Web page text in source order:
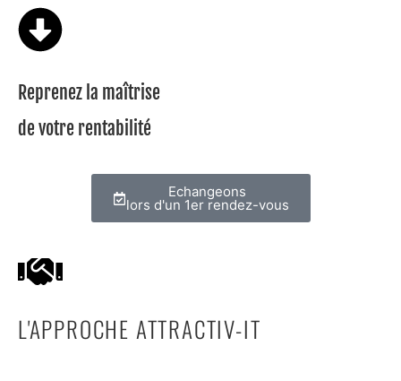
Reprenez la maîtrise
de votre rentabilité
Echangeons
lors d'un 1er rendez-vous
L'APPROCHE ATTRACTIV-IT